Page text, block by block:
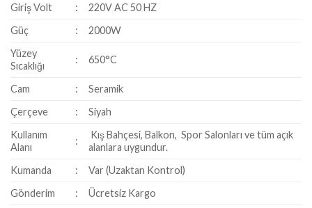
Giriş Volt :
220V AC 50 HZ
Güç
:
2000W
Yüzey
Sıcaklığı
: 650°C
Cam :
Seramik
Çerçeve
:
Siyah
Kullanım
Alanı
:
Kış Bahçesi, Balkon, Spor Salonları ve tüm açık
alanlara uygundur.
Kumanda
:
Var (Uzaktan Kontrol)
Gönderim
: Ücretsiz Kargo